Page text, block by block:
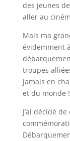
des jeunes
aller au
Mais ma
évidemment
troupes
jamais en
et du monde !
J’ai décidé